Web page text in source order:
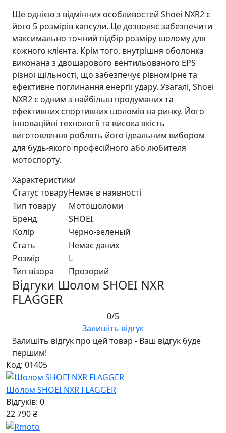
Ще однією з відмінних особливостей Shoei NXR2 є
його 5 розмірів капсули. Це дозволяє забезпечити
максимально точний підбір розміру шолому для
кожного клієнта. Крім того, внутрішня оболонка
виконана з двошарового вентильованого EPS
різної щільності, що забезпечує рівномірне та
ефективне поглинання енергії удару. Узагалі, Shoei
NXR2 є одним з найбільш продуманих та
ефективних спортивних шоломів на ринку. Його
інноваційні технології та висока якість
виготовлення роблять його ідеальним вибором
для будь-якого професійного або любителя
мотоспорту.
Характеристики
Статус товаруНемає в наявності
Тип товару
Мотошоломи
Бренд
SHOEI
Колір
Черно-зеленый
Стать
Немає даних
Розмір
L
Тип візора
Прозорий
Відгуки Шолом SHOEI NXR
FLAGGER
0/5
Залишіть відгук
Залишіть відгук про цей товар - Ваш відгук буде
першим!
Код: 01405
Шолом SHOEI NXR FLAGGER
Відгуків: 0
22 790 ₴